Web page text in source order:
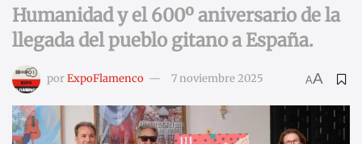
Humanidad y el 600º aniversario de la
llegada del pueblo gitano a España.
porExpoFlamenco 7 noviembre 2025 AA